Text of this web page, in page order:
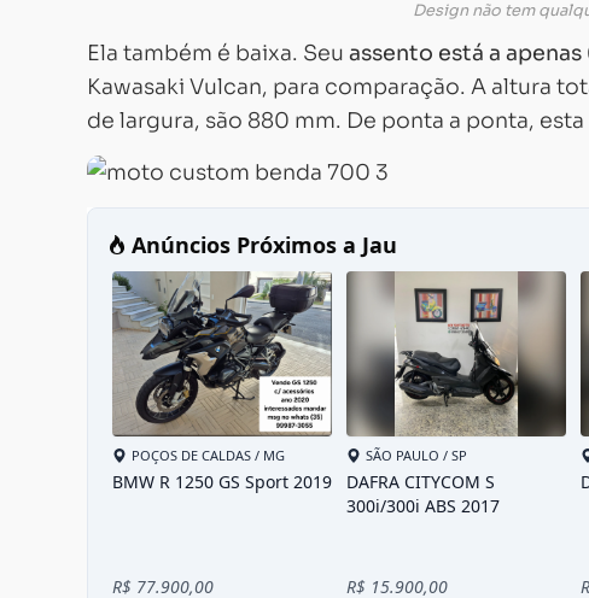
Design não tem
Ela também é baixa. Seu assento está a
Kawasaki Vulcan, para comparação. A altura
de largura, são 880 mm. De ponta a ponta,